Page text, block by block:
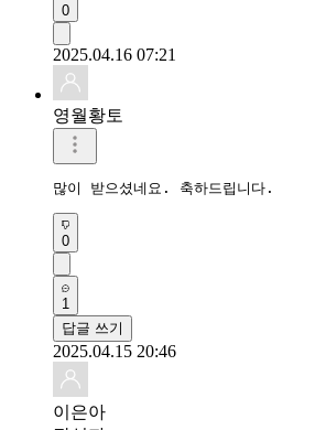
0
2025.04.16 07:21
영월황토
많이 받으셨네요. 축하드립니다.
0
1
답글 쓰기
2025.04.15 20:46
이은아